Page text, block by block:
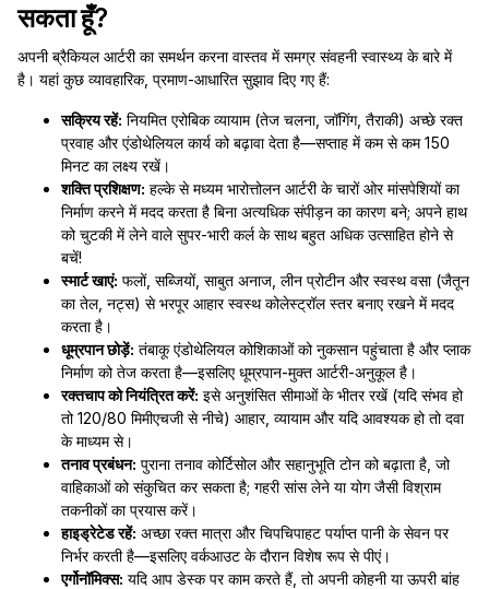
सकता हूँ?
अपनी ब्रैकियल आर्टरी का समर्थन करना वास्तव में समग्र संवहनी स्वास्थ्य के बारे में
है। यहां कुछ व्यावहारिक, प्रमाण-आधारित सुझाव दिए गए हैं:
सक्रिय रहें: नियमित एरोबिक व्यायाम (तेज चलना, जॉगिंग, तैराकी) अच्छे रक्त
प्रवाह और एंडोथेलियल कार्य को बढ़ावा देता है—सप्ताह में कम से कम 150
मिनट का लक्ष्य रखें।
शक्ति प्रशिक्षण: हल्के से मध्यम भारोत्तोलन आर्टरी के चारों ओर मांसपेशियों का
निर्माण करने में मदद करता है बिना अत्यधिक संपीड़न का कारण बने; अपने हाथ
को चुटकी में लेने वाले सुपर-भारी कर्ल के साथ बहुत अधिक उत्साहित होने से
बचें!
स्मार्ट खाएं: फलों, सब्जियों, साबुत अनाज, लीन प्रोटीन और स्वस्थ वसा (जैतून
का तेल, नट्स) से भरपूर आहार स्वस्थ कोलेस्ट्रॉल स्तर बनाए रखने में मदद
करता है।
धूम्रपान छोड़ें: तंबाकू एंडोथेलियल कोशिकाओं को नुकसान पहुंचाता है और प्लाक
निर्माण को तेज करता है—इसलिए धूम्रपान-मुक्त आर्टरी-अनुकूल है।
रक्तचाप को नियंत्रित करें: इसे अनुशंसित सीमाओं के भीतर रखें (यदि संभव हो
तो 120/80 मिमीएचजी से नीचे) आहार, व्यायाम और यदि आवश्यक हो तो दवा
के माध्यम से।
तनाव प्रबंधन: पुराना तनाव कोर्टिसोल और सहानुभूति टोन को बढ़ाता है, जो
वाहिकाओं को संकुचित कर सकता है; गहरी सांस लेने या योग जैसी विश्राम
तकनीकों का प्रयास करें।
हाइड्रेटेड रहें: अच्छा रक्त मात्रा और चिपचिपाहट पर्याप्त पानी के सेवन पर
निर्भर करती है—इसलिए वर्कआउट के दौरान विशेष रूप से पीएं।
एर्गोनॉमिक्स: यदि आप डेस्क पर काम करते हैं, तो अपनी कोहनी या ऊपरी बांह